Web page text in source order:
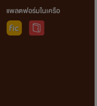
แพลตฟอร์มในเครือ